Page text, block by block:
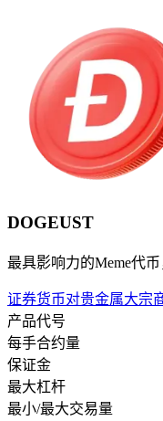
DOGEUST
最具影响力的Meme代
证券货币对贵金属大宗
产品代号
每手合约量
保证金
最大杠杆
最小/最大交易量